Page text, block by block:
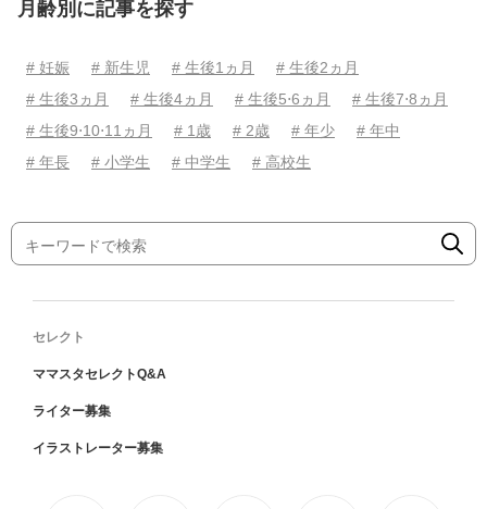
月齢別に記事を探す
# 妊娠 # 新生児 # 生後1ヵ月
# 生後2ヵ月
# 生後3ヵ月
# 生後4ヵ月 # 生後5⋅6ヵ月
# 生後7⋅8ヵ月
# 生後9⋅10⋅11ヵ月
# 1歳 # 2歳 # 年少
# 年中
# 年長
# 小学生 # 中学生 # 高校生
セレクト
ママスタセレクトQ&A
ライター募集
イラストレーター募集